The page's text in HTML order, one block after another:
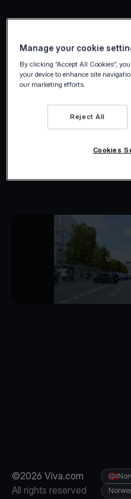
Petit Bateau
Gi kundene dine
over opplevelsen
salgskanalene dine
tillegg blir
©2026 Viva.com
All rights reserved
Manage your cookie
By clicking “Accept All Cookies”,
your device to enhance site
our marketing efforts.
Reject All
Cookies